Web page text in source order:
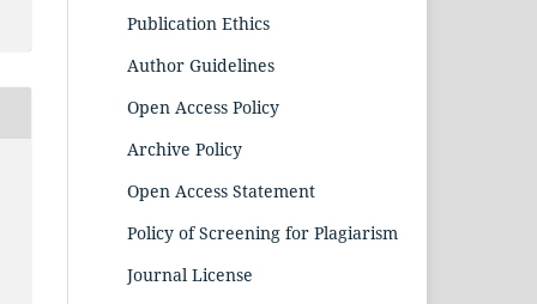
Publication Ethics
Author Guidelines
Open Access Policy
Archive Policy
Open Access Statement
Policy of Screening for Plagiarism
Journal License